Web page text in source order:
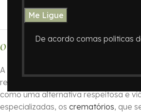
De acordo comas politicas
O que é a Cremação de Restos Mortais?
A cremação de restos mortais
restos físicos em cinzas. Esse
como uma alternativa respeitosa e
especializadas, os crematórios, que